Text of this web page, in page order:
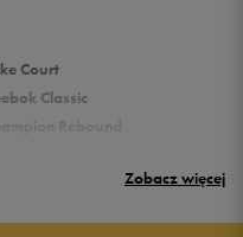
Court
Classic
Zobacz więcej